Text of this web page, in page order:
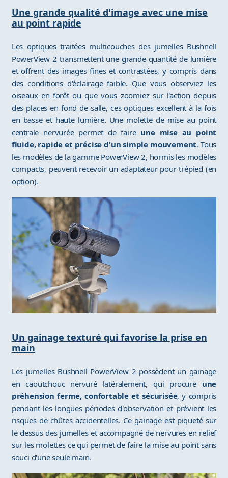
Une grande qualité d'image avec une mise
au point rapide
Les optiques traitées multicouches des jumelles Bushnell
PowerView 2 transmettent une grande quantité de lumière
et offrent des images fines et contrastées, y compris dans
des conditions d'éclairage faible. Que vous observiez les
oiseaux en forêt ou que vous zoomiez sur l'action depuis
des places en fond de salle, ces optiques excellent à la fois
en basse et haute lumière. Une molette de mise au point
centrale nervurée permet de faire une mise au point
fluide, rapide et précise d'un simple mouvement. Tous
les modèles de la gamme PowerView 2, hormis les modèles
compacts, peuvent recevoir un adaptateur pour trépied (en
option).
Un gainage texturé qui favorise la prise en
main
Les jumelles Bushnell PowerView 2 possèdent un gainage
en caoutchouc nervuré latéralement, qui procure une
préhension ferme, confortable et sécurisée, y compris
pendant les longues périodes d'observation et prévient les
risques de chûtes accidentelles. Ce gainage est piqueté sur
le dessus des jumelles et accompagné de nervures en relief
sur les molettes ce qui permet de faire la mise au point sans
souci d'une seule main.